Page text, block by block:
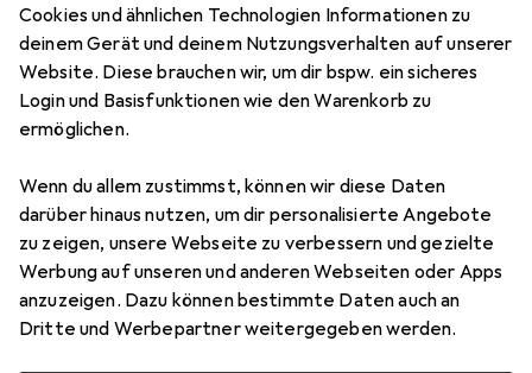
Cookies und ähnlichen Technologien Informationen zu
deinem Gerät und deinem Nutzungsverhalten auf unserer
Website. Diese brauchen wir, um dir bspw. ein sicheres
Login und Basisfunktionen wie den Warenkorb zu
ermöglichen.
Wenn du allem zustimmst, können wir diese Daten
darüber hinaus nutzen, um dir personalisierte Angebote
zu zeigen, unsere Webseite zu verbessern und gezielte
Werbung auf unseren und anderen Webseiten oder Apps
anzuzeigen. Dazu können bestimmte Daten auch an
Dritte und Werbepartner weitergegeben werden.
5 Bilder
−19%
Schweizerische Nagelfabrik
Breitkopfstifte
260 Stk., 60 mm
Preis in EUR inkl. MwSt.
EUR
129,–